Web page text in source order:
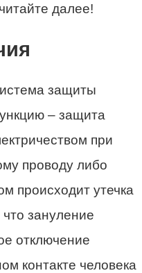
далее!
защиты
– защита
при
проводу либо
происходит утечка
зануление
отключение
контакте человека